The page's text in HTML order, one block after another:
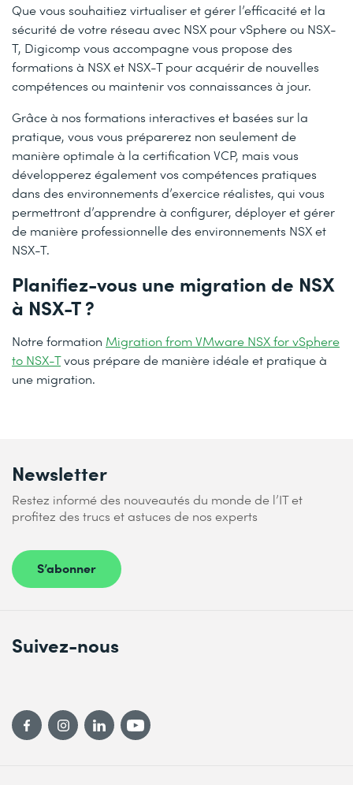
Que vous souhaitiez virtualiser et gérer l’efficacité et la
sécurité de votre réseau avec NSX pour vSphere ou NSX-
T, Digicomp vous accompagne vous propose des
formations à NSX et NSX-T pour acquérir de nouvelles
compétences ou maintenir vos connaissances à jour.
Grâce à nos formations interactives et basées sur la
pratique, vous vous préparerez non seulement de
manière optimale à la certification VCP, mais vous
développerez également vos compétences pratiques
dans des environnements d’exercice réalistes, qui vous
permettront d’apprendre à configurer, déployer et gérer
de manière professionnelle des environnements NSX et
NSX-T.
Planifiez-vous une migration de NSX
à NSX-T ?
Notre formation Migration from VMware NSX for vSphere
to NSX-Tvous prépare de manière idéale et pratique à
une migration.
Newsletter
Restez informé des nouveautés du monde de l’IT et
profitez des trucs et astuces de nos experts
S’abonner
Suivez-nous